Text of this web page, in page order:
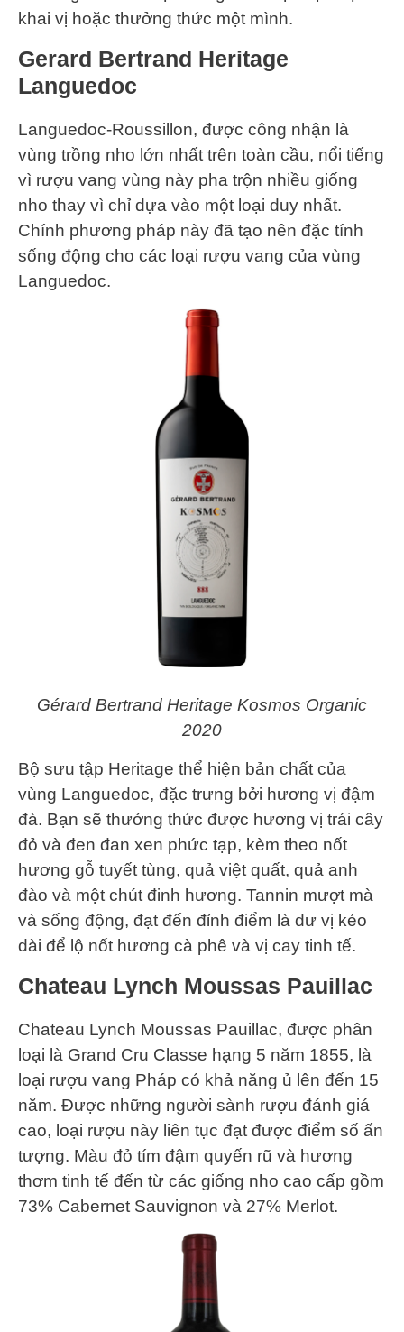
khai vị hoặc thưởng thức một mình.
Gerard Bertrand Heritage
Languedoc
Languedoc-Roussillon, được công nhận là
vùng trồng nho lớn nhất trên toàn cầu, nổi tiếng
vì rượu vang vùng này pha trộn nhiều giống
nho thay vì chỉ dựa vào một loại duy nhất.
Chính phương pháp này đã tạo nên đặc tính
sống động cho các loại rượu vang của vùng
Languedoc.
Gérard Bertrand Heritage Kosmos Organic
2020
Bộ sưu tập Heritage thể hiện bản chất của
vùng Languedoc, đặc trưng bởi hương vị đậm
đà. Bạn sẽ thưởng thức được hương vị trái cây
đỏ và đen đan xen phức tạp, kèm theo nốt
hương gỗ tuyết tùng, quả việt quất, quả anh
đào và một chút đinh hương. Tannin mượt mà
và sống động, đạt đến đỉnh điểm là dư vị kéo
dài để lộ nốt hương cà phê và vị cay tinh tế.
Chateau Lynch Moussas Pauillac
Chateau Lynch Moussas Pauillac, được phân
loại là Grand Cru Classe hạng 5 năm 1855, là
loại rượu vang Pháp có khả năng ủ lên đến 15
năm. Được những người sành rượu đánh giá
cao, loại rượu này liên tục đạt được điểm số ấn
tượng. Màu đỏ tím đậm quyến rũ và hương
thơm tinh tế đến từ các giống nho cao cấp gồm
73% Cabernet Sauvignon và 27% Merlot.